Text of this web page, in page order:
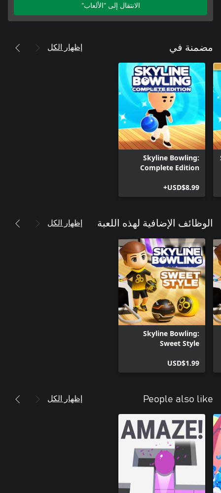
الانتقال إلى "الألعاب"
مضمنة في إظهار الكل
Skyline Bowling:
Complete Edition
USD$8.99+
الوظائف الإضافية لهذه اللعبة إظهار الكل
Skyline Bowling:
Sweet Style
USD$1.99
People also like إظهار الكل